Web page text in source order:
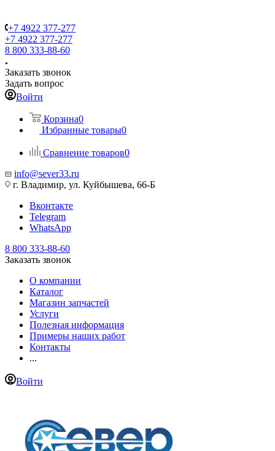
+7 4922 377-277
+7 4922 377-277
8 800 333-88-60
Заказать звонок
Задать вопрос
Войти
Корзина0
Избранные товары0
Сравнение товаров0
info@sever33.ru
г. Владимир, ул. Куйбышева, 66-Б
Вконтакте
Telegram
WhatsApp
8 800 333-88-60
Заказать звонок
О компании
Каталог
Магазин запчастей
Услуги
Полезная информация
Примеры наших работ
Контакты
...
Войти